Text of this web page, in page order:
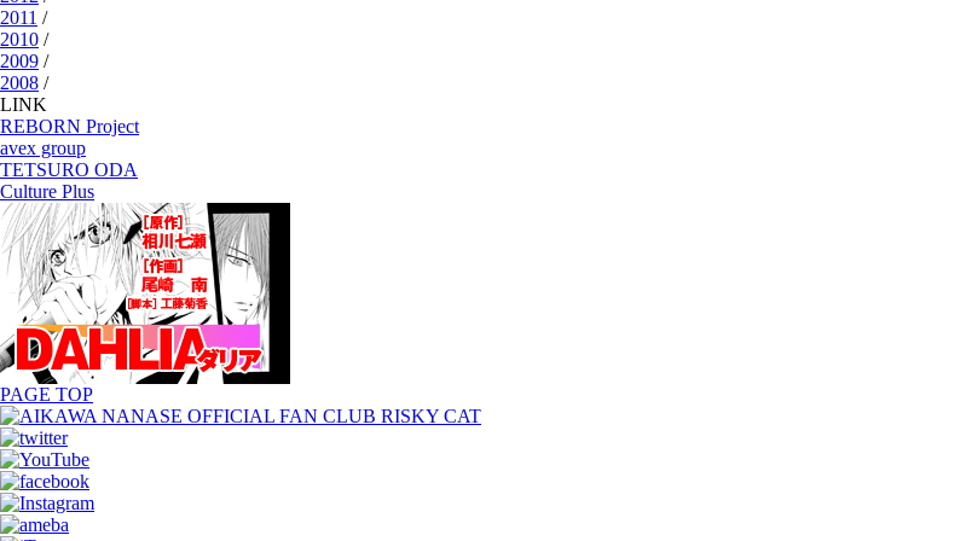
2011 /
2010 /
2009 /
2008 /
LINK
REBORN Project
avex group
TETSURO ODA
Culture Plus
PAGE TOP